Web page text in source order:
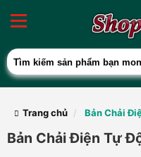
Trang chủ Bản Chải
Bản Chải Điện Tự